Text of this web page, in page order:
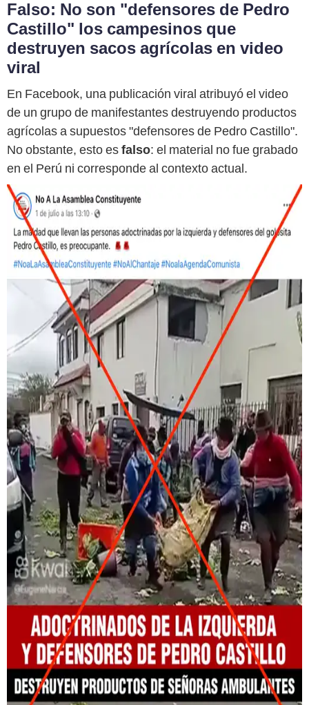
Falso: No son "defensores de Pedro
Castillo" los campesinos que
destruyen sacos agrícolas en video
viral
En Facebook, una publicación viral atribuyó el video
de un grupo de manifestantes destruyendo productos
agrícolas a supuestos "defensores de Pedro Castillo".
No obstante, esto esfalso: el material no fue grabado
en el Perú ni corresponde al contexto actual.